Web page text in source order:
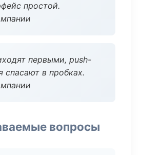
простой.
первыми, push-
спасают в пробках.
вопросы